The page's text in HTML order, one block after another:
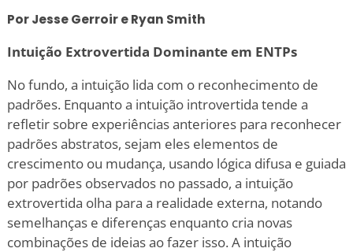
Por Jesse Gerroir e Ryan Smith
Intuição Extrovertida Dominante em ENTPs
No fundo, a intuição lida com o reconhecimento de
padrões. Enquanto a intuição introvertida tende a
refletir sobre experiências anteriores para reconhecer
padrões abstratos, sejam eles elementos de
crescimento ou mudança, usando lógica difusa e guiada
por padrões observados no passado, a intuição
extrovertida olha para a realidade externa, notando
semelhanças e diferenças enquanto cria novas
combinações de ideias ao fazer isso. A intuição